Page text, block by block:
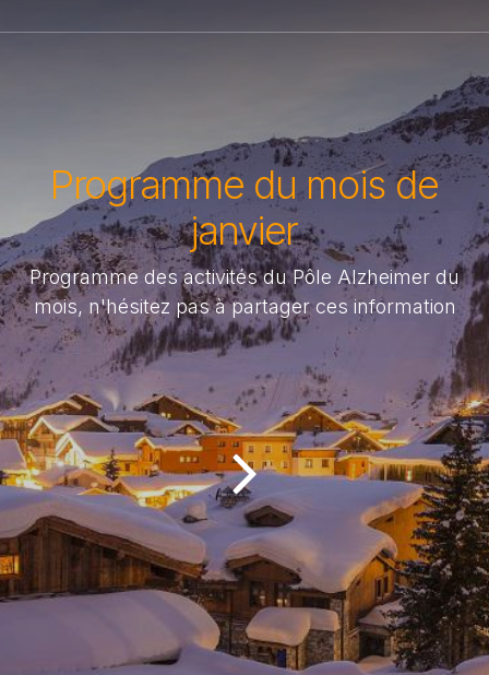
Programme du mois de
janvier
Programme des activités du Pôle Alzheimer du
mois, n'hésitez pas à partager ces information